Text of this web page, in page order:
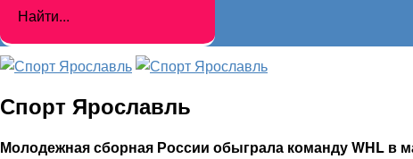
Спорт Ярославль
Молодежная сборная России обыграла команду WHL в